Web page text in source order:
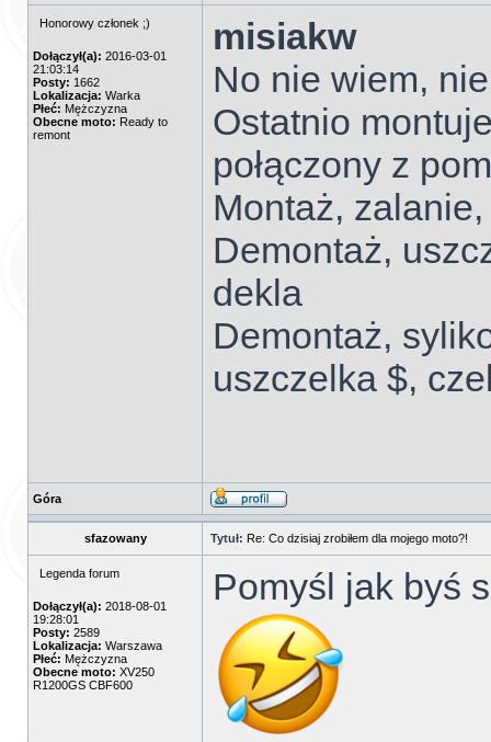
Honorowy członek ;)
Dołączył(a): 2016-03-01
21:03:14
Posty: 1662
Lokalizacja: Warka
Płeć: Mężczyzna
Obecne moto: Ready to
remont
misiakw
No nie wiem,
Ostatnio
połączony z
Montaż,
Demontaż,
dekla
Demontaż,
uszczelka $,
Góra
sfazowany Tytuł: Re: Co dzisiaj zrobiłem dla mojego moto?!
Legenda forum
Dołączył(a): 2018-08-01
19:28:01
Posty: 2589
Lokalizacja: Warszawa
Płeć: Mężczyzna
Obecne moto: XV250
R1200GS CBF600
Pomyśl jak byś